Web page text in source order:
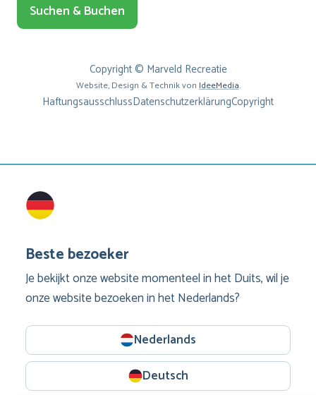
Suchen & Buchen
Copyright © Marveld Recreatie
Website, Design & Technik vonIdeeMedia.
HaftungsausschlussDatenschutzerklärungCopyright
Beste bezoeker
Je bekijkt onze website momenteel in het Duits, wil je
onze website bezoeken in het Nederlands?
Nederlands
Deutsch